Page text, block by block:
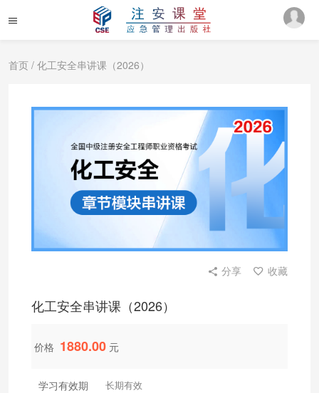
首页 / 化工安全串讲课（2026）
分享 收藏
化工安全串讲课（2026）
价格 1880.00 元
学习有效期 长期有效